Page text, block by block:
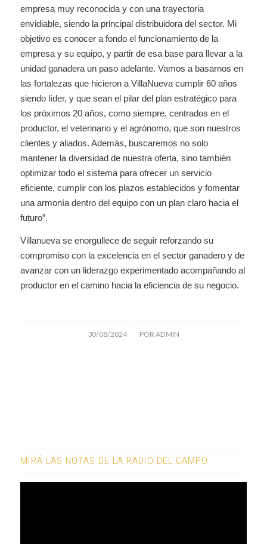
empresa muy reconocida y con una trayectoria
envidiable, siendo la principal distribuidora del sector. Mi
objetivo es conocer a fondo el funcionamiento de la
empresa y su equipo, y partir de esa base para llevar a la
unidad ganadera un paso adelante. Vamos a basarnos en
las fortalezas que hicieron a VillaNueva cumplir 60 años
siendo líder, y que sean el pilar del plan estratégico para
los próximos 20 años, como siempre, centrados en el
productor, el veterinario y el agrónomo, que son nuestros
clientes y aliados. Además, buscaremos no solo
mantener la diversidad de nuestra oferta, sino también
optimizar todo el sistema para ofrecer un servicio
eficiente, cumplir con los plazos establecidos y fomentar
una armonía dentro del equipo con un plan claro hacia el
futuro”.
Villanueva se enorgullece de seguir reforzando su
compromiso con la excelencia en el sector ganadero y de
avanzar con un liderazgo experimentado acompañando al
productor en el camino hacia la eficiencia de su negocio.
30/08/2024
/ POR ADMIN
MIRÁ LAS NOTAS DE LA RADIO DEL CAMPO